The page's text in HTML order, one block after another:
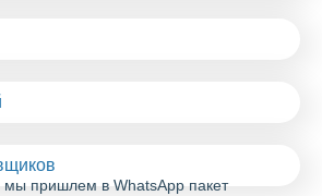
мы пришлем в WhatsApp пакет